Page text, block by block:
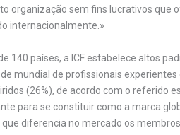
organização sem fins lucrativos que
internacionalmente.»
140 países, a ICF estabelece altos
mundial de profissionais experientes
(26%), de acordo com o referido
para se constituir como a marca
diferencia no mercado os